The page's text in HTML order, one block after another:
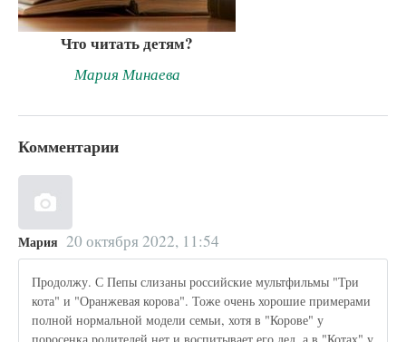
Что читать детям?
Мария Минаева
Комментарии
Мария 20 октября 2022, 11:54
Продолжу. С Пепы слизаны российские мультфильмы "Три
кота" и "Оранжевая корова". Тоже очень хорошие примерами
полной нормальной модели семьи, хотя в "Корове" у